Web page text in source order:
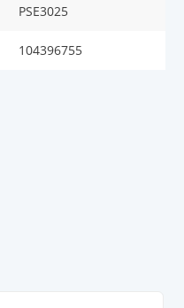
PSE3025
104396755